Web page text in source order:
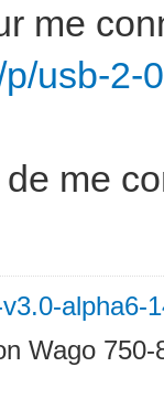
me
usb-
me
alpha6-
Wago 750-